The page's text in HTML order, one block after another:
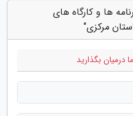
ها و کارگاه های
مرکزی"
درمیان بگذارید